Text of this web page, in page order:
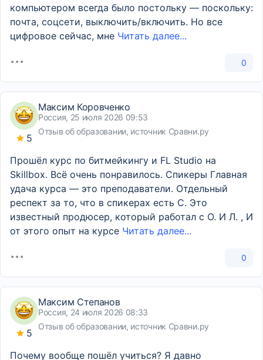
компьютером всегда было постольку — поскольку:
почта, соцсети, выключить/включить. Но все
цифровое сейчас, мне Читать далее...
0
5
Максим Коровченко
Россия, 25 июля 2026 09:53
Отзыв об образовании, источник Сравни.ру
Прошёл курс по битмейкингу и FL Studio на
Skillbox. Всё очень понравилось. Спикеры Главная
удача курса — это преподаватели. Отдельный
респект за то, что в спикерах есть C. Это
известный продюсер, который работал с O. И Л. , И
от этого опыт на курсе Читать далее...
0
5
Максим Степанов
Россия, 24 июля 2026 08:33
Отзыв об образовании, источник Сравни.ру
Почему вообще пошёл учиться? Я давно